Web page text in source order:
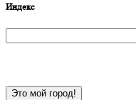
Индекс
Это мой город!